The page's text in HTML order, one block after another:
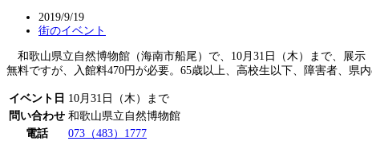
2019/9/19
街のイベント
和歌山県立自然博物館（海南市船尾）で、10月31日（木）まで、展
無料ですが、入館料470円が必要。65歳以上、高校生以下、障害者、県
イベント日 10月31日（木）まで
問い合わせ 和歌山県立自然博物館
電話
073（483）1777